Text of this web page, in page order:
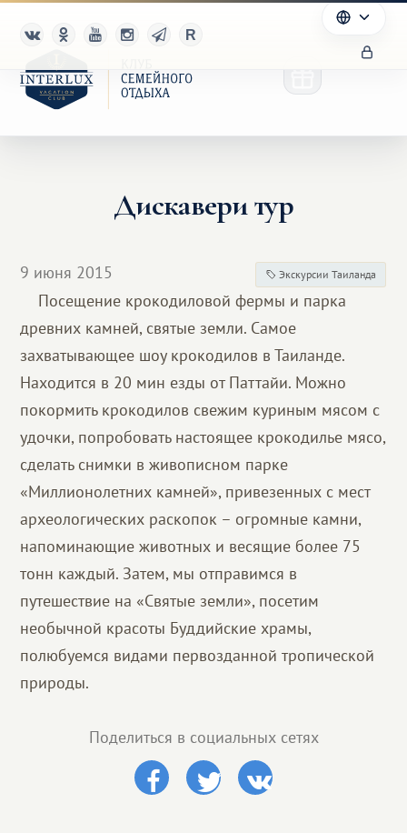
Партнерам
Дискавери тур
9 июня 2015 Экскурсии Таиланда
Посещение крокодиловой фермы и парка
древних камней, святые земли. Самое
захватывающее шоу крокодилов в Таиланде.
Находится в 20 мин езды от Паттайи. Можно
покормить крокодилов свежим куриным мясом с
удочки, попробовать настоящее крокодилье мясо,
сделать снимки в живописном парке
«Миллионолетних камней», привезенных с мест
археологических раскопок – огромные камни,
напоминающие животных и весящие более 75
тонн каждый. Затем, мы отправимся в
путешествие на «Святые земли», посетим
необычной красоты Буддийские храмы,
полюбуемся видами первозданной тропической
природы.
Поделиться в социальных сетях